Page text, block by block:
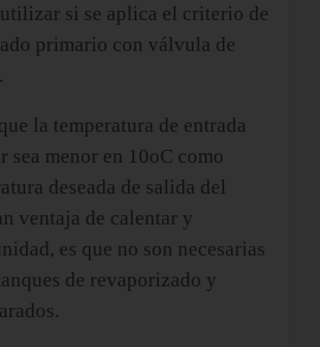
utilizar si se aplica el criterio de
primario con válvula de
la temperatura de entrada
sea menor en 10oC como
deseada de salida del
ventaja de calentar y
es que no son necesarias
de revaporizado y